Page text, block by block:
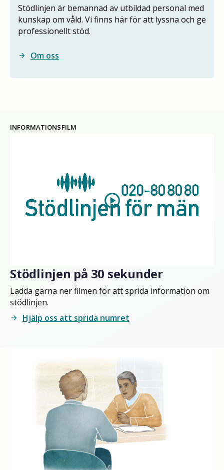
Stödlinjen är bemannad av utbildad personal med
kunskap om våld. Vi finns här för att lyssna och ge
professionellt stöd.
arrow_forward Om oss
INFORMATIONSFILM
play_circle
Stödlinjen på 30 sekunder
Ladda gärna ner filmen för att sprida information om
stödlinjen.
arrow_forward Hjälp oss att sprida numret